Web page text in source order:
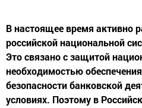
В настоящее время активно
российской национальной
Это связано с защитой
необходимостью
безопасности банковской
условиях. Поэтому в